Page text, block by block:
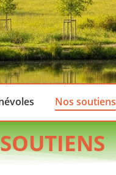
Nos soutiens